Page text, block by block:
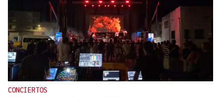
CONCIERTOS